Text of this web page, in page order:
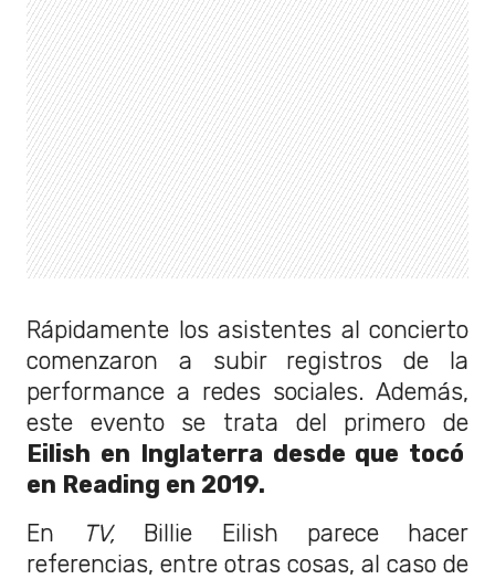
Rápidamente los asistentes al concierto
comenzaron a subir registros de la
performance a redes sociales. Además,
este evento se trata del primero de
Eilish en Inglaterra desde que tocó
en Reading en 2019.
En
TV, Billie Eilish parece hacer
referencias, entre otras cosas, al caso de